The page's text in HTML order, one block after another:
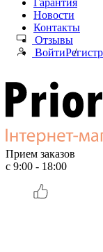
Гарантия
Новости
Контакты
Отзывы
Войти /
Прием заказов
с 9:00 - 18:00